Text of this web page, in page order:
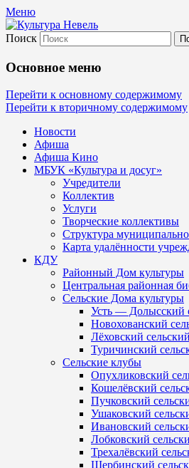
Меню
Культура Невель
МБУК Невельского
и досуг"
Поиск
Основное меню
Перейти к основному содержимому
Перейти к вторичному содержимому
Новости
Афиша
Афиша Кино
МБУК «Культура и досуг»
Учредители
Коллектив
Услуги
Творческие коллективы
Структура
Карта удалённости
КДУ
Районный Дом культуры
Центральная районная
Сельские Дома культуры
Усть — Долысский
Новохованский
Лёховский
Туричинский
Сельские клубы
Опухликовский
Кошелёвский
Пучковский
Ушаковский
Ивановский
Лобковский
Трехалёвский
Щербинский